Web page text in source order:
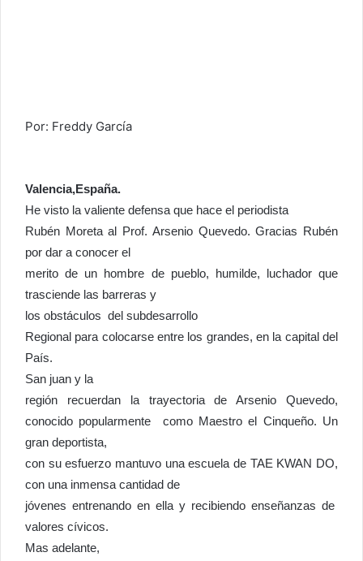
Por: Freddy García
Valencia,España.
He visto la valiente defensa que hace el periodista
Rubén Moreta al Prof. Arsenio Quevedo. Gracias Rubén
por dar a conocer el
merito de un hombre de pueblo, humilde, luchador que
trasciende las barreras y
los obstáculos del subdesarrollo
Regional para colocarse entre los grandes, en la capital del
País.
San juan y la
región recuerdan la trayectoria de Arsenio Quevedo,
conocido popularmente como Maestro el Cinqueño. Un
gran deportista,
con su esfuerzo mantuvo una escuela de TAE KWAN DO,
con una inmensa cantidad de
jóvenes entrenando en ella y recibiendo enseñanzas de
valores cívicos.
Mas adelante,